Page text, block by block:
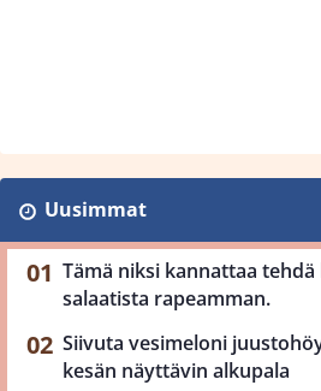
Uusimmat
Tämä niksi kannattaa
salaatista rapeamman.
Siivuta vesimeloni
kesän näyttävin alkupala